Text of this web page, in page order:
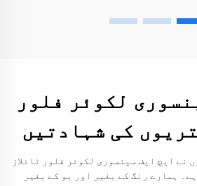
لکوئر فلور
کی شہادتیں
نے ایچ ایف سینسوری لکوئر فلور ٹائلاز
ہمارے رنگ کے بغیر اور بو کے بغیر